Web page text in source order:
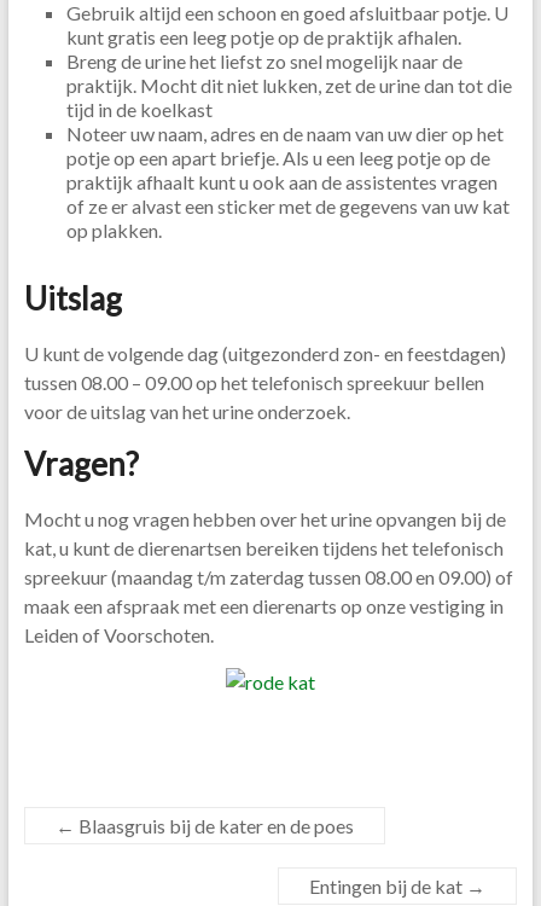
Gebruik altijd een schoon en goed afsluitbaar potje. U
kunt gratis een leeg potje op de praktijk afhalen.
Breng de urine het liefst zo snel mogelijk naar de
praktijk. Mocht dit niet lukken, zet de urine dan tot die
tijd in de koelkast
Noteer uw naam, adres en de naam van uw dier op het
potje op een apart briefje. Als u een leeg potje op de
praktijk afhaalt kunt u ook aan de assistentes vragen
of ze er alvast een sticker met de gegevens van uw kat
op plakken.
Uitslag
U kunt de volgende dag (uitgezonderd zon- en feestdagen)
tussen 08.00 – 09.00 op het telefonisch spreekuur bellen
voor de uitslag van het urine onderzoek.
Vragen?
Mocht u nog vragen hebben over het urine opvangen bij de
kat, u kunt de dierenartsen bereiken tijdens het telefonisch
spreekuur (maandag t/m zaterdag tussen 08.00 en 09.00) of
maak een afspraak met een dierenarts op onze vestiging in
Leiden of Voorschoten.
← Blaasgruis bij de kater en de poes
Entingen bij de kat →